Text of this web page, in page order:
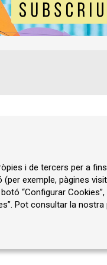
i de tercers per a
exemple, pàgines
“Configurar
Pot consultar la